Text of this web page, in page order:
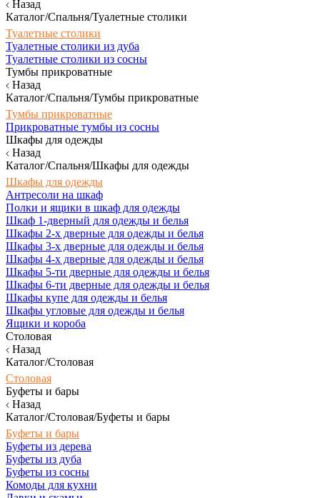
Назад
Каталог/Спальня/Туалетные столики
Туалетные столики
Туалетные столики из дуба
Туалетные столики из сосны
Тумбы прикроватные
Назад
Каталог/Спальня/Тумбы прикроватные
Тумбы прикроватные
Прикроватные тумбы из сосны
Шкафы для одежды
Назад
Каталог/Спальня/Шкафы для одежды
Шкафы для одежды
Антресоли на шкаф
Полки и ящики в шкаф для одежды
Шкаф 1-дверный для одежды и белья
Шкафы 2-х дверные для одежды и белья
Шкафы 3-х дверные для одежды и белья
Шкафы 4-х дверные для одежды и белья
Шкафы 5-ти дверные для одежды и белья
Шкафы 6-ти дверные для одежды и белья
Шкафы купе для одежды и белья
Шкафы угловые для одежды и белья
Ящики и короба
Столовая
Назад
Каталог/Столовая
Столовая
Буфеты и бары
Назад
Каталог/Столовая/Буфеты и бары
Буфеты и бары
Буфеты из дерева
Буфеты из дуба
Буфеты из сосны
Комоды для кухни